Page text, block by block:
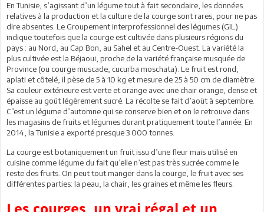
En Tunisie, s’agissant d’un légume tout à fait secondaire, les données
relatives à la production et la culture de la courge sont rares, pour ne pas
dire absentes. Le Groupement interprofessionnel des légumes (GIL)
indique toutefois que la courge est cultivée dans plusieurs régions du
pays : au Nord, au Cap Bon, au Sahel et au Centre-Ouest. La variété la
plus cultivée est la Béjaoui, proche de la variété française musquée de
Province (ou courge muscade, cucurba moschata). Le fruit est rond,
aplati et côtelé, il pèse de 5 à 10 kg et mesure de 25 à 50 cm de diamètre.
Sa couleur extérieure est verte et orange avec une chair orange, dense et
épaisse au goût légèrement sucré. La récolte se fait d’août à septembre.
C’est un légume d’automne qui se conserve bien et on le retrouve dans
les magasins de fruits et légumes durant pratiquement toute l’année. En
2014, la Tunisie a exporté presque 3 000 tonnes.
La courge est botaniquement un fruit issu d’une fleur mais utilisé en
cuisine comme légume du fait qu’elle n’est pas très sucrée comme le
reste des fruits. On peut tout manger dans la courge, le fruit avec ses
différentes parties: la peau, la chair, les graines et même les fleurs.